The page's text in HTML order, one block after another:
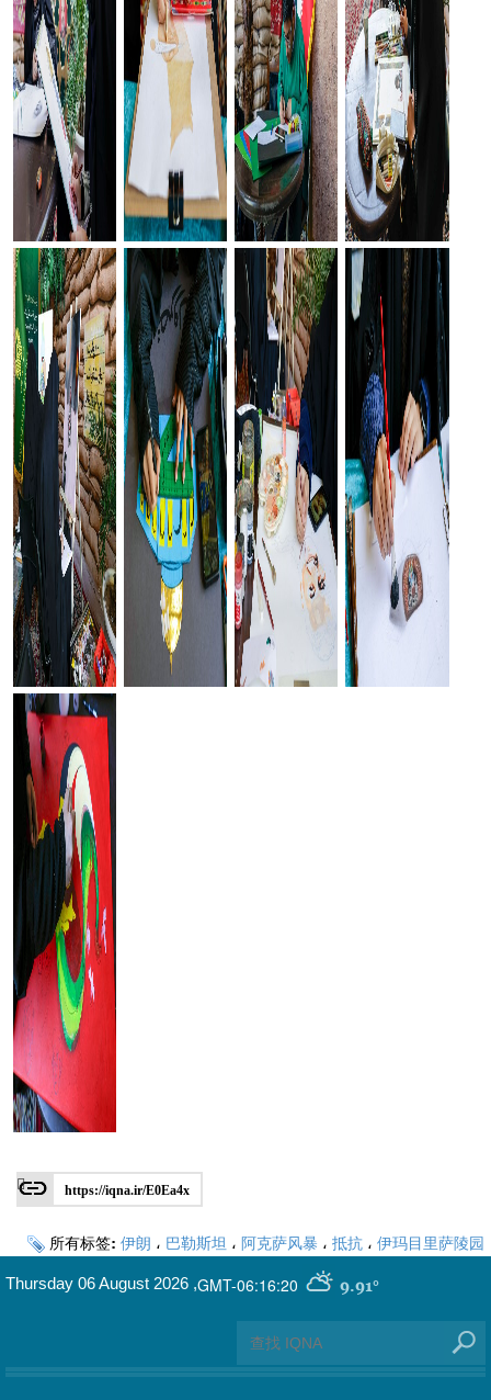
https://iqna.ir/E0Ea4x
所有标签: 伊朗 ، 巴勒斯坦 ، 阿克萨风暴 ، 抵抗 ، 伊玛目里萨陵园
GMT-06:16:20 9.91°
Thursday 06 August 2026 ,